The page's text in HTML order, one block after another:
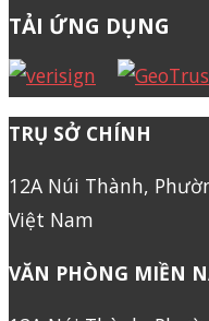
TẢI ỨNG DỤNG
TRỤ SỞ CHÍNH
12A Núi Thành,
Việt Nam
VĂN PHÒNG MIỀN